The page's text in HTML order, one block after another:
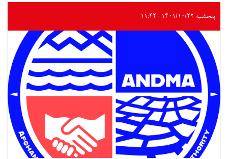
پنجشنبه ۱۴۰۱/۱۰/۲۲ - ۱۱:۴۲